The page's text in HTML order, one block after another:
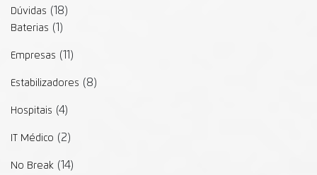
Dúvidas (18)
Baterias (1)
Empresas (11)
Estabilizadores (8)
Hospitais (4)
IT Médico (2)
No Break (14)